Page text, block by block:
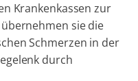
Krankenkassen zur
sie die
Schmerzen in der
durch